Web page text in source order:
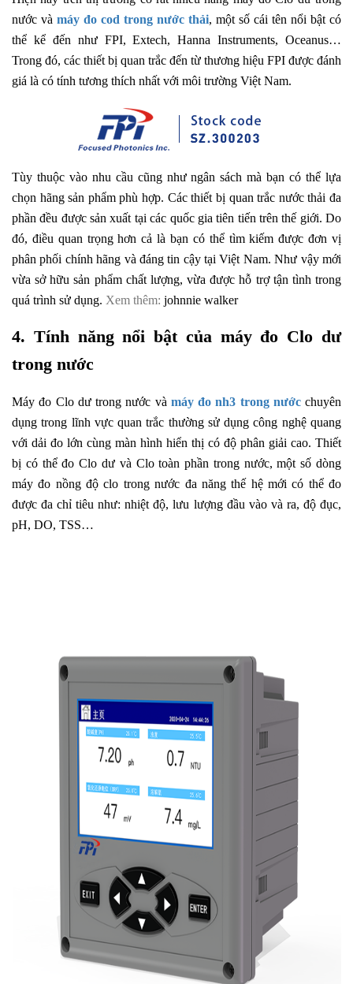
nước và máy đo cod trong nước thải, một số cái tên nổi bật có
thể kể đến như FPI, Extech, Hanna Instruments, Oceanus…
Trong đó, các thiết bị quan trắc đến từ thương hiệu FPI được đánh
giá là có tính tương thích nhất với môi trường Việt Nam.
Tùy thuộc vào nhu cầu cũng như ngân sách mà bạn có thể lựa
chọn hãng sản phẩm phù hợp. Các thiết bị quan trắc nước thải đa
phần đều được sản xuất tại các quốc gia tiên tiến trên thế giới. Do
đó, điều quan trọng hơn cả là bạn có thể tìm kiếm được đơn vị
phân phối chính hãng và đáng tin cậy tại Việt Nam. Như vậy mới
vừa sở hữu sản phẩm chất lượng, vừa được hỗ trợ tận tình trong
quá trình sử dụng. Xem thêm: johnnie walker
4. Tính năng nổi bật của máy đo Clo dư
trong nước
Máy đo Clo dư trong nước và máy đo nh3 trong nướcchuyên
dụng trong lĩnh vực quan trắc thường sử dụng công nghệ quang
với dải đo lớn cùng màn hình hiển thị có độ phân giải cao. Thiết
bị có thể đo Clo dư và Clo toàn phần trong nước, một số dòng
máy đo nồng độ clo trong nước đa năng thế hệ mới có thể đo
được đa chỉ tiêu như: nhiệt độ, lưu lượng đầu vào và ra, độ đục,
pH, DO, TSS…